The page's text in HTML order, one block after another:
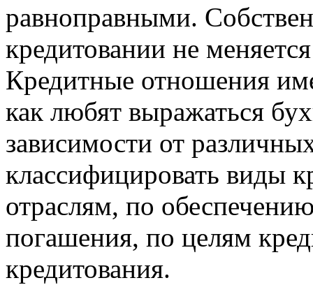
равноправными.
кредитовании не
Кредитные отношения
как любят выражаться
зависимости от
классифицировать виды
отраслям, по
погашения, по целям
кредитования.